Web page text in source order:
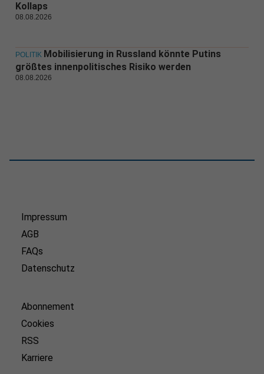
Kollaps
08.08.2026
POLITIK Mobilisierung in Russland könnte Putins
größtes innenpolitisches Risiko werden
08.08.2026
Impressum
AGB
FAQs
Datenschutz
Abonnement
Cookies
RSS
Karriere